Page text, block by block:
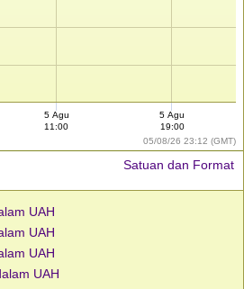
05/08/26 23:12 (GMT)
5 Agu
11:00
5 Agu
19:00
Satuan dan Format
UAH
UAH
UAH
UAH